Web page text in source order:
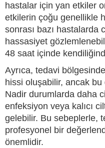
hastalar için yan etkiler
etkilerin çoğu genellikle
sonrası bazı hastalarda
hassasiyet
48 saat içinde
Ayrıca, tedavi
hissi oluşabilir, ancak
Nadir durumlarda daha
enfeksiyon veya kalıcı
gelebilir. Bu sebeplerle,
profesyonel bir
önemlidir.